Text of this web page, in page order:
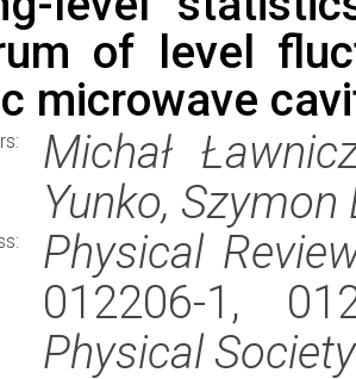
of level
microwave
Michał
Yunko,
Physical
012206-1,
Physical Society